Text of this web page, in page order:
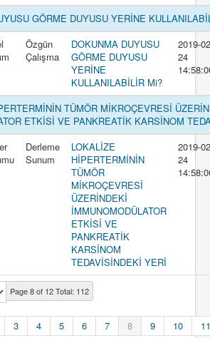
Page 8 of 12 Total: 112
3 4 5 6 7 8 9 10
11
GÖRME DUYUSU YERİNE
Özgün
Çalışma
DOKUNMA DUYUSU
GÖRME DUYUSU
YERİNE
KULLANILABİLİR Mi?
2019-
24
TÜMÖR MİKROÇEVRESİ
ETKİSİ VE PANKREATİK KARSİNOM
Derleme
Sunum
LOKALİZE
HİPERTERMİNİN
TÜMÖR
MİKROÇEVRESİ
ÜZERİNDEKİ
İMMUNOMODÜLATOR
ETKİSİ VE
PANKREATİK
KARSİNOM
TEDAVİSİNDEKİ YERİ
2019-
24